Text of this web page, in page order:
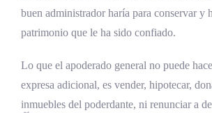
buen administrador haría para conservar y
patrimonio que le ha sido confiado.
Lo que el apoderado general no puede
expresa adicional, es vender, hipotecar,
inmuebles del poderdante, ni renunciar a